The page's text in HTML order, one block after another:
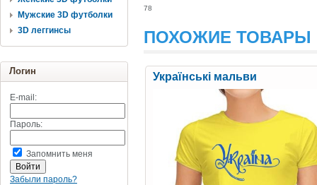
Мужские 3D футболки
3D леггинсы
Логин
E-mail:
Пароль:
Запомнить меня
Забыли пароль?
78
ПОХОЖИЕ ТОВАРЫ
Українські мальви